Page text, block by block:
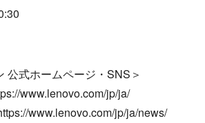
公式ホームページ・SNS＞
www.lenovo.com/jp/ja/
www.lenovo.com/jp/ja/news/